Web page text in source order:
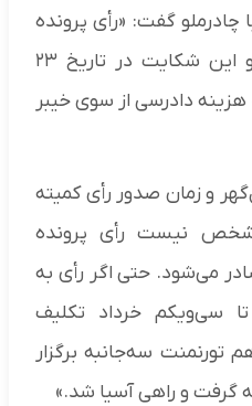
چادرملو گفت: «رأی پرونده
شکایت خیبر صادر شده و این شکایت در تاریخ ۲۳
دادرسی از سوی خیبر
و زمان صدور رأی کمیته
نیست رأی پرونده
می‌شود. حتی اگر رأی به
سی‌ویکم خرداد تکلیف
سه‌جانبه برگزار
گرفت و راهی آسیا شد.»